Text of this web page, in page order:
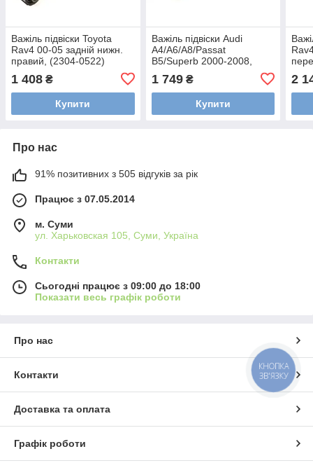
Важіль підвіски Toyota
Rav4 00-05 задній нижн.
правий, (2304-0522)
1 408 ₴
Купити
Важіль підвіски Audi
A4/A6/A8/Passat
B5/Superb 2000-2008,
передній, лівий=правий,
нижній, Profit, 2304-0313
1 749₴
Купити
2
Про нас
91% позитивних з 505 відгуків за рік
Працює з 07.05.2014
м. Суми
ул. Харьковская 105, Суми, Україна
Контакти
Сьогодні працює з 09:00 до 18:00
Показати весь графік роботи
Про нас
Контакти
Доставка та оплата
Графік роботи
КНОПКА
ЗВ'ЯЗКУ